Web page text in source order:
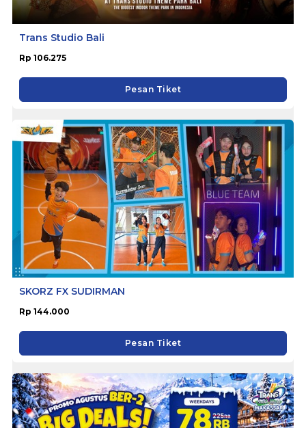
Trans Studio Bali
Rp 106.275
Pesan Tiket
SKORZ FX SUDIRMAN
Rp 144.000
Pesan Tiket